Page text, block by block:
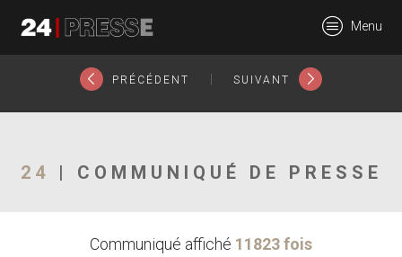
24Presse -
Communiqués de
Menu
PRÉCÉDENT SUIVANT
24 | COMMUNIQUÉ DE PRESSE
Communiqué affiché 11823 fois